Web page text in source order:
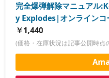
完全爆弾解除マニュア
y Explodes|オンラインコ
￥1,440
(価格・在庫状況は記事公開時点